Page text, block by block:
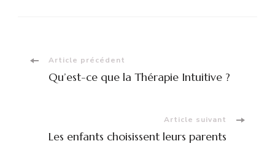
Navigation
d'article
Article précédent
Qu’est-ce que la Thérapie Intuitive ?
Article suivant
Les enfants choisissent leurs parents